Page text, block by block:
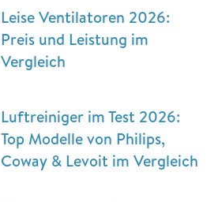
Leise Ventilatoren 2026:
Preis und Leistung im
Vergleich
Luftreiniger im Test 2026:
Top Modelle von Philips,
Coway & Levoit im Vergleich